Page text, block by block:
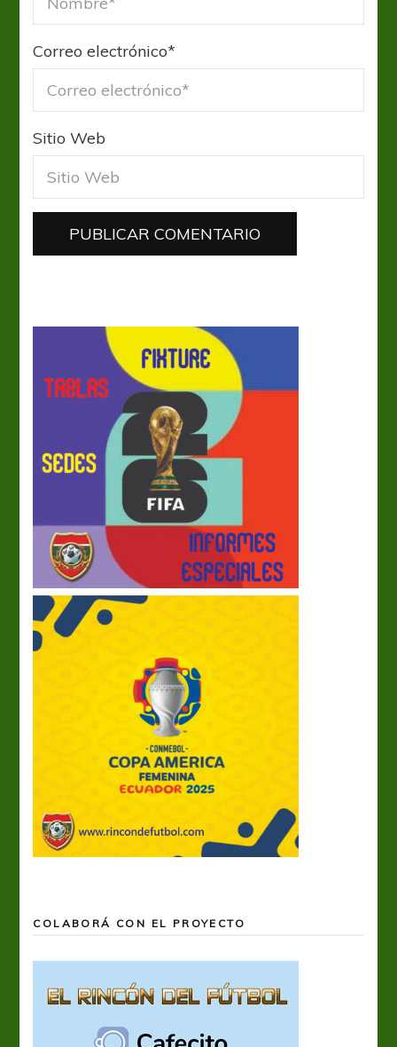
Correo electrónico*
Sitio Web
COLABORÁ CON EL PROYECTO